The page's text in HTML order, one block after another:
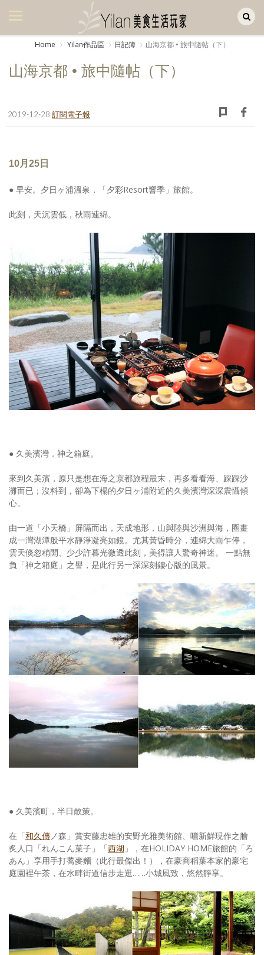
美食集
生活風
照相簿
影音區
創意出版服務
歷史區
關於Yilan
個人著作
訂閱電子報
Home Yilan作品區 日記簿 山海京都 • 旅中隨帖（下）
山海京都 • 旅中隨帖（下）
2019-12-28 訂閱電子報
10月25日
● 早安。夕日ヶ浦溫泉．「夕彩Resort響季」旅館。
此刻，天沉雲低，秋雨連綿。
● 久美濱灣．神之箱庭。
來到久美濱，原只是想在海之京都旅程最末，再多看看海、踩踩沙
灘而已；沒料到，卻為下榻的夕日ヶ浦附近的久美濱灣深深震懾傾
心。
由一道「小天橋」屏隔而出，天成地形，山與陸與沙洲與海，圈畫
成一灣湖潭般平水靜淨凝亮如鏡。尤其黃昏時分，連綿大雨乍停，
雲天倏忽稍開、少少許暮光微透此刻，美得讓人驚奇神迷。 一點無
負「神之箱庭」之譽，是此行另一深深刻鏤心版的風景。
● 久美濱町，半日散策。
在「和久傳ノ森」賞安藤忠雄的安野光雅美術館、嚐新鮮現作之膾
炙人口「れんこん菓子」「西湖 」，在HOLIDAY HOME旅館的「ろ
あん」享用手打蕎麥麵（此行最傑出！），在豪商稻葉本家的豪宅
庭園裡午茶，在水畔街道信步走逛……小城風致，悠然靜享。